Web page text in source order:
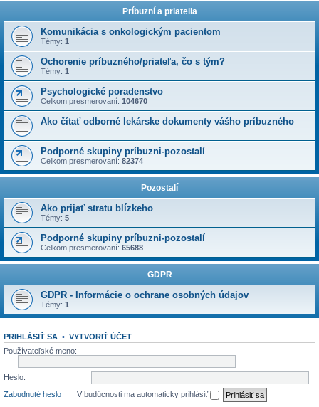
Príbuzní a priatelia
Komunikácia s onkologickým pacientom
Témy: 1
Ochorenie príbuzného/priateľa, čo s tým?
Témy: 1
Psychologické poradenstvo
Celkom presmerovaní: 104670
Ako čítať odborné lekárske dokumenty vášho príbuzného
Podporné skupiny príbuzni-pozostalí
Celkom presmerovaní: 82374
Pozostalí
Ako prijať stratu blízkeho
Témy: 5
Podporné skupiny príbuzni-pozostalí
Celkom presmerovaní: 65688
GDPR
GDPR - Informácie o ochrane osobných údajov
Témy: 1
PRIHLÁSIŤ SA • VYTVORIŤ ÚČET
Používateľské meno:
Heslo:
Zabudnuté heslo
V budúcnosti ma automaticky prihlásiť